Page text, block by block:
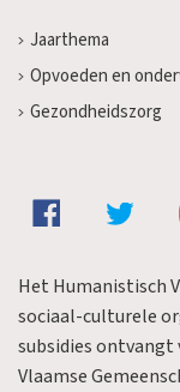
Jaarthema
Opvoeden en
Gezondheidszorg
Het Humanistisch
sociaal-culturele
subsidies ontvangt
Vlaamse